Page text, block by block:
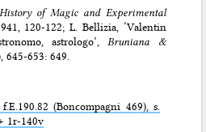
of Magic and Experimental
120-122; L. Bellizia, ‘Valentin
astrologo’,Bruniana &
645-653: 649.
(Boncompagni 469), s.
1r-140v